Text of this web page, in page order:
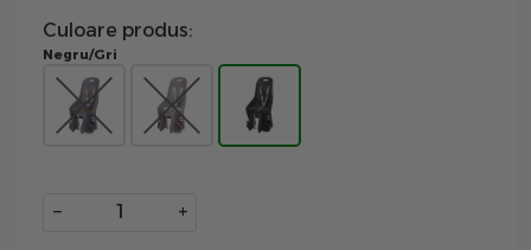
Culoare produs:
Negru/Gri
− +